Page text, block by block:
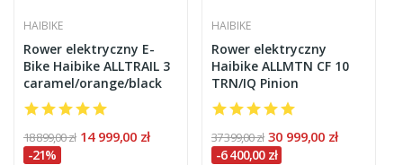
HAIBIKE
Rower elektryczny E-
Bike Haibike ALLTRAIL 3
caramel/orange/black
18 899,00 zł 14 999,00 zł
-21%
HAIBIKE
Rower elektryczny
Haibike ALLMTN CF 10
TRN/IQ Pinion
37 399,00 zł 30 999,00 zł
-6 400,00 zł